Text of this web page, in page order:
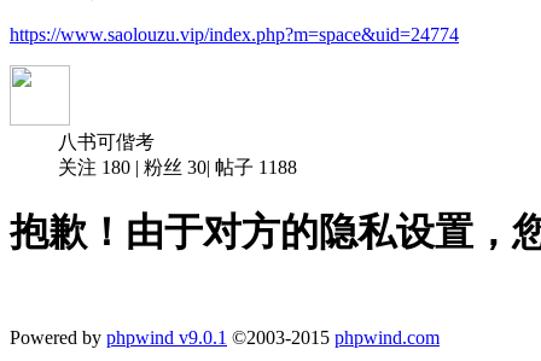
https://www.saolouzu.vip/index.php?m=space&uid=24774
八书可偕考
关注 180 | 粉丝 30| 帖子 1188
抱歉！由于对方的隐私设置，
Powered by phpwind v9.0.1 ©2003-2015 phpwind.com